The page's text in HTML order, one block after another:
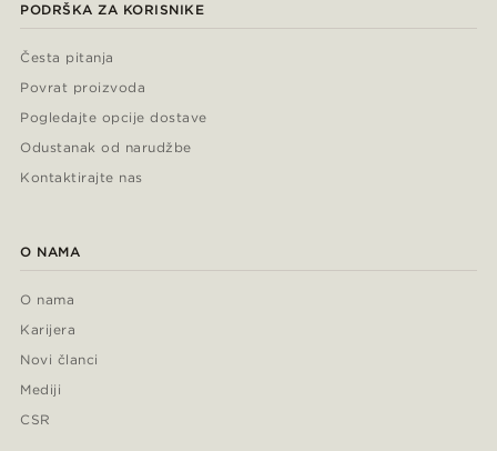
PODRŠKA ZA KORISNIKE
Česta pitanja
Povrat proizvoda
Pogledajte opcije dostave
Odustanak od narudžbe
Kontaktirajte nas
O NAMA
O nama
Karijera
Novi članci
Mediji
CSR